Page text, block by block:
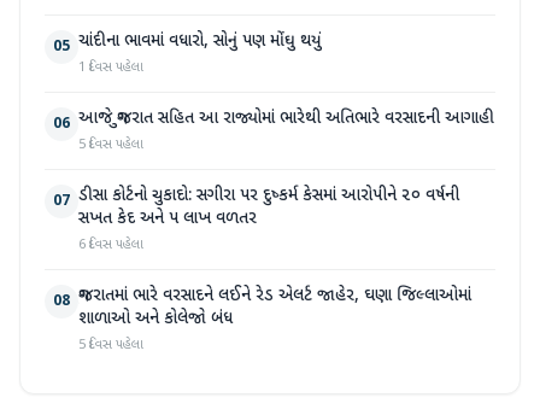
05 ચાંદીના ભાવમાં વધારો, સોનું પણ મોંઘુ થયું
1 દિવસ પહેલા
06 આજે ગુજરાત સહિત આ રાજ્યોમાં ભારેથી અતિભારે વરસાદની આગાહી
5 દિવસ પહેલા
07 ડીસા કોર્ટનો ચુકાદો: સગીરા પર દુષ્કર્મ કેસમાં આરોપીને ૨૦ વર્ષની
સખત કેદ અને ૫ લાખ વળતર
6 દિવસ પહેલા
08 ગુજરાતમાં ભારે વરસાદને લઈને રેડ એલર્ટ જાહેર, ઘણા જિલ્લાઓમાં
શાળાઓ અને કોલેજો બંધ
5 દિવસ પહેલા